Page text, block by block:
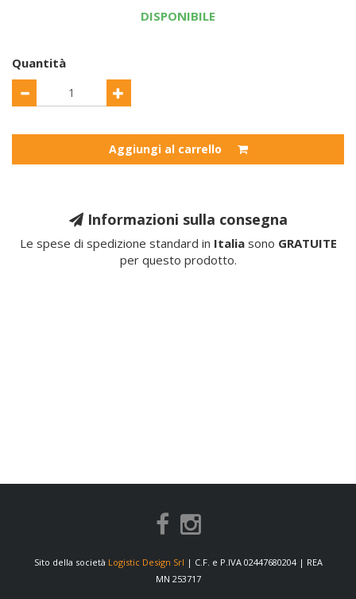
DISPONIBILE
Quantità
Aggiungi al carrello
Informazioni sulla consegna
Le spese di spedizione standard in Italiasono GRATUITE
per questo prodotto.
Sito della società Logistic Design Srl | C.F. e P.IVA 02447680204 | REA
MN 253717